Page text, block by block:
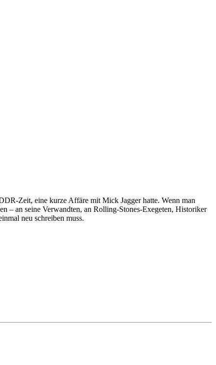
Zeit, eine kurze Affäre mit Mick Jagger hatte. Wenn man
– an seine Verwandten, an Rolling-Stones-Exegeten, Historiker
neu schreiben muss.